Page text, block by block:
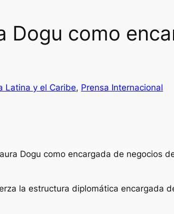
Dogu como
Latina y el Caribe, Prensa Internacional
Dogu como encargada de negocios
la estructura diplomática encargada